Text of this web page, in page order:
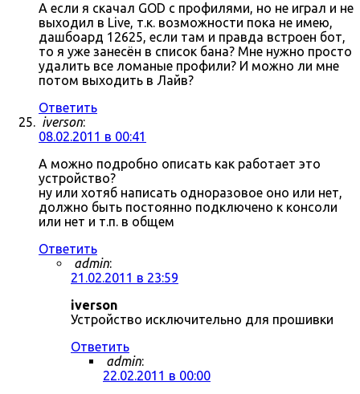
А если я скачал GOD с профилями, но не играл и не
выходил в Live, т.к. возможности пока не имею,
дашбоард 12625, если там и правда встроен бот,
то я уже занесён в список бана? Мне нужно просто
удалить все ломаные профили? И можно ли мне
потом выходить в Лайв?
Ответить
iverson:
08.02.2011 в 00:41
А можно подробно описать как работает это
устройство?
ну или хотяб написать одноразовое оно или нет,
должно быть постоянно подключено к консоли
или нет и т.п. в общем
Ответить
admin:
21.02.2011 в 23:59
iverson
Устройство исключительно для прошивки
Ответить
admin:
22.02.2011 в 00:00